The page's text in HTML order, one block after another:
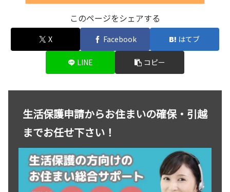
このページをシェアする
X Facebook はてブ
LINE コピー
生活保護申請からお住まいの確保・引越
までお任せ下さい！